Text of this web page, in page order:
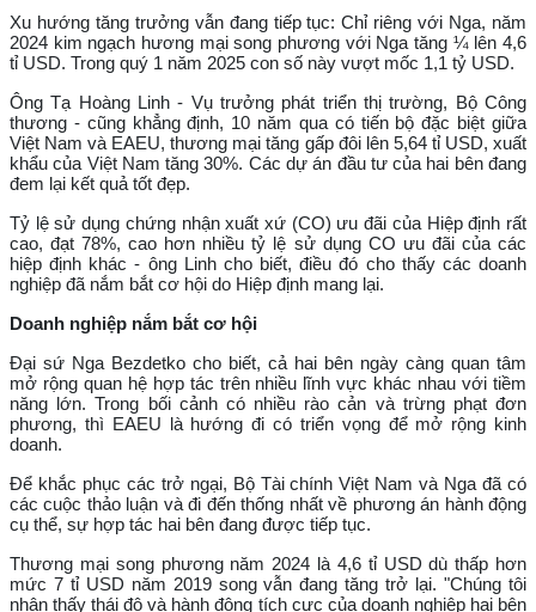
Xu hướng tăng trưởng vẫn đang tiếp tục: Chỉ riêng với Nga, năm
2024 kim ngạch hương mại song phương với Nga tăng ¼ lên 4,6
tỉ USD. Trong quý 1 năm 2025 con số này vượt mốc 1,1 tỷ USD.
Ông Tạ Hoàng Linh - Vụ trưởng phát triển thị trường, Bộ Công
thương - cũng khẳng định, 10 năm qua có tiến bộ đặc biệt giữa
Việt Nam và EAEU, thương mại tăng gấp đôi lên 5,64 tỉ USD, xuất
khẩu của Việt Nam tăng 30%. Các dự án đầu tư của hai bên đang
đem lại kết quả tốt đẹp.
Tỷ lệ sử dụng chứng nhận xuất xứ (CO) ưu đãi của Hiệp định rất
cao, đạt 78%, cao hơn nhiều tỷ lệ sử dụng CO ưu đãi của các
hiệp định khác - ông Linh cho biết, điều đó cho thấy các doanh
nghiệp đã nắm bắt cơ hội do Hiệp định mang lại.
Doanh nghiệp nắm bắt cơ hội
Đại sứ Nga Bezdetko cho biết, cả hai bên ngày càng quan tâm
mở rộng quan hệ hợp tác trên nhiều lĩnh vực khác nhau với tiềm
năng lớn. Trong bối cảnh có nhiều rào cản và trừng phạt đơn
phương, thì EAEU là hướng đi có triển vọng để mở rộng kinh
doanh.
Để khắc phục các trở ngại, Bộ Tài chính Việt Nam và Nga đã có
các cuộc thảo luận và đi đến thống nhất về phương án hành động
cụ thể, sự hợp tác hai bên đang được tiếp tục.
Thương mại song phương năm 2024 là 4,6 tỉ USD dù thấp hơn
mức 7 tỉ USD năm 2019 song vẫn đang tăng trở lại. "Chúng tôi
nhận thấy thái độ và hành động tích cực của doanh nghiệp hai bên